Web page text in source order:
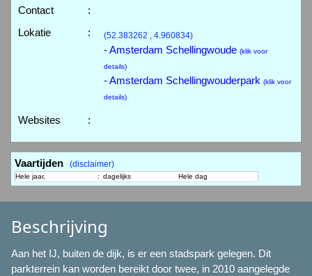
Contact
:
Lokatie
: (52.383262 , 4.960834)
- Amsterdam Schellingwoude (klik voor
details)
- Amsterdam Schellingwouderpark (klik voor
details)
Websites :
Vaartijden (disclaimer)
Hele jaar, : dagelijks Hele dag
Beschrijving
Aan het IJ, buiten de dijk, is er een stadspark gelegen. Dit
parkterrein kan worden bereikt door twee, in 2010 aangelegde